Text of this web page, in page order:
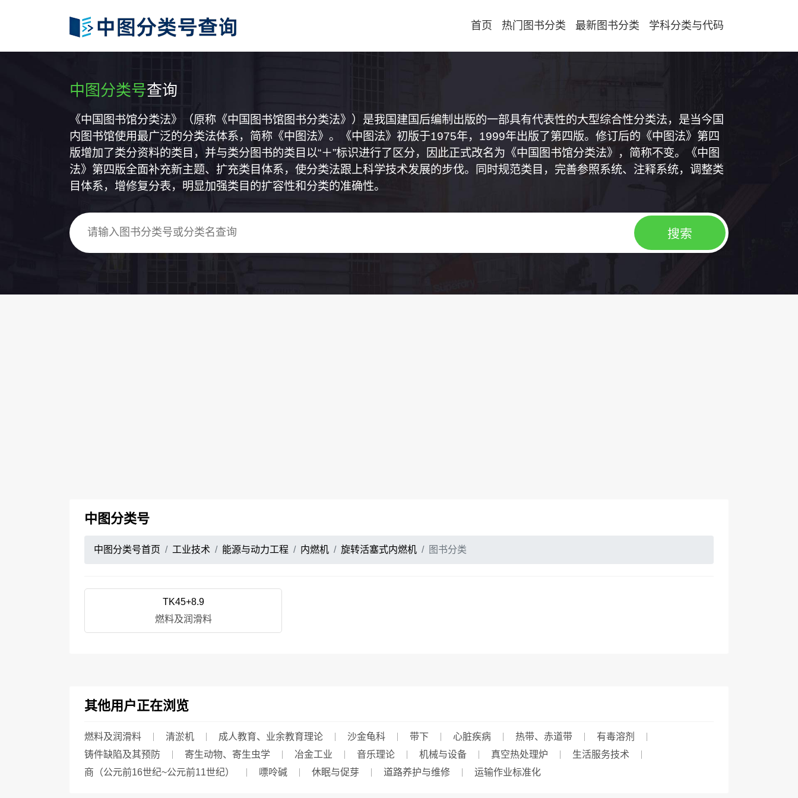
首页 热门图书分类 最新图书分类 学科分类与代码
中图分类号查询
《中国图书馆分类法》（原称《中国图书馆图书分类法》）是我国建国后编制出版的一部具有代表性的大型综合性分类法，是当今国
内图书馆使用最广泛的分类法体系，简称《中图法》。《中图法》初版于1975年，1999年出版了第四版。修订后的《中图法》第四
版增加了类分资料的类目，并与类分图书的类目以“＋”标识进行了区分，因此正式改名为《中国图书馆分类法》，简称不变。《中图
法》第四版全面补充新主题、扩充类目体系，使分类法跟上科学技术发展的步伐。同时规范类目，完善参照系统、注释系统，调整类
目体系，增修复分表，明显加强类目的扩容性和分类的准确性。
中图分类号
中图分类号首页 工业技术 能源与动力工程 内燃机 旋转活塞式内燃机 图书分类
TK45+8.9
燃料及润滑料
其他用户正在浏览
燃料及润滑料 清淤机 成人教育、业余教育理论 沙金龟科 带下 心脏疾病 热带、赤道带
有毒溶剂
铸件缺陷及其预防
寄生动物、寄生虫学 冶金工业 音乐理论 机械与设备 真空热处理炉
生活服务技术
商（公元前16世纪~公元前11世纪）
嘌呤碱 休眠与促芽 道路养护与维修 运输作业标准化